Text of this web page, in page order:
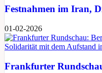
Festnahmen im Iran,
01-02-2026
Frankfurter